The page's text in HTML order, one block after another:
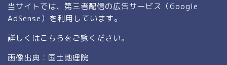
当サイトでは、第三者配信の広告サービス（Google
AdSense）を利用しています。
詳しくはこちら をご覧ください。
画像出典：国土地理院